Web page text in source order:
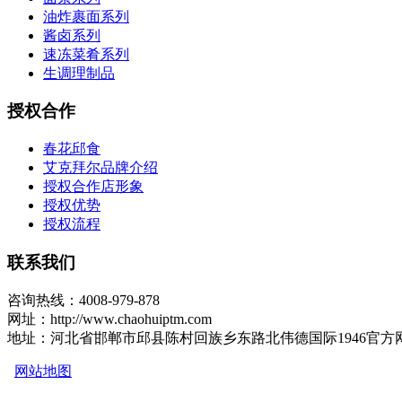
油炸裹面系列
酱卤系列
速冻菜肴系列
生调理制品
授权合作
春花邱食
艾克拜尔品牌介绍
授权合作店形象
授权优势
授权流程
联系我们
咨询热线：4008-979-878
网址：http://www.chaohuiptm.com
地址：河北省邯郸市邱县陈村回族乡东路北伟德国际1946官方
网站地图